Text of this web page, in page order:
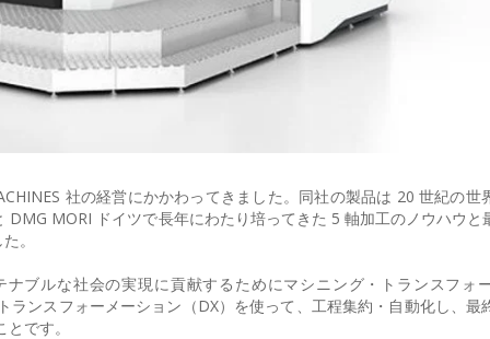
社の経営にかかわってきました。同社の製品は 20 世紀の世
MORI ドイツで長年にわたり培ってきた 5 軸加工のノウハウと
。
ブルな社会の実現に貢献するためにマシニング・トランスフォ
ンスフォーメーション（DX）を使って、工程集約・自動化し、最
です。